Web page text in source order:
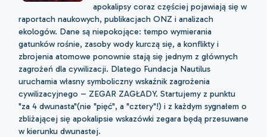
apokalipsy coraz częściej pojawiają się w
raportach naukowych, publikacjach ONZ i analizach
ekologów. Dane są niepokojące: tempo wymierania
gatunków rośnie, zasoby wody kurczą się, a konflikty i
zbrojenia atomowe ponownie stają się jednym z głównych
zagrożeń dla cywilizacji. Dlatego Fundacja Nautilus
uruchamia własny symboliczny wskaźnik zagrożenia
cywilizacyjnego – ZEGAR ZAGŁADY. Startujemy z punktu
"za 4 dwunasta"(nie "pięć", a "cztery"!) i z każdym sygnałem o
zbliżającej się apokalipsie wskazówki zegara będą przesuwane
w kierunku dwunastej.